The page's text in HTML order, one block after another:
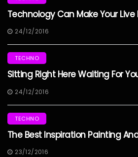
Technology Can Make Your Live
24/12/2016
TECHNO
Sitting Right Here Waiting For
24/12/2016
TECHNO
The Best Inspiration Painting
23/12/2016